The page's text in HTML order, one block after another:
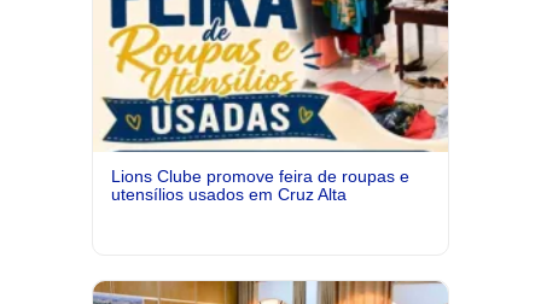
Lions Clube promove feira de roupas e
utensílios usados em Cruz Alta